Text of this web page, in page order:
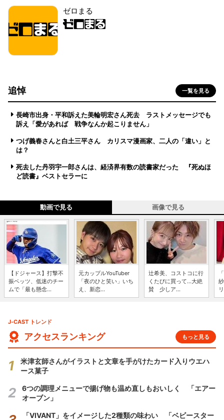
ゼロまる
追悼 一覧を見る
長崎市出身・平和訴えた美輪明宏さん死去 ラストメッセージでも
訴え「愛があれば 戦争なんか起こりません」
つげ義春さんと白土三平さん カリスマ漫画家、二人の「違い」と
は？
死去した丹羽宇一郎さんは、経済界有数の読書家だった 『死ぬほ
ど読書』ベストセラーに
動画で見る 画像で見る
【ドジャース】打撃不
振ベッツ、低迷のチー
ムで「最も懸念...
元カップルYouTuber
「夜のひと笑い」いち
え、新恋...
辻希美、コストコに行
くたびに買って...大絶
賛 少しア...
J-CAST トレンド
アクセスランキング もっと見る
米津玄師さんがイラストと文章を手がけたカード入りウエハ
ース菓子
6つの調理メニューで揚げ物も温め直しもおいしく 「エアー
オーブン」
「VIVANT」をイメージした2種類の味わい 「ベビースター